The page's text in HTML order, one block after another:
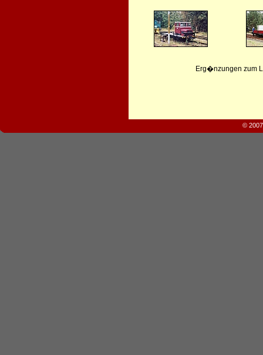
Erg�nzungen zum
©